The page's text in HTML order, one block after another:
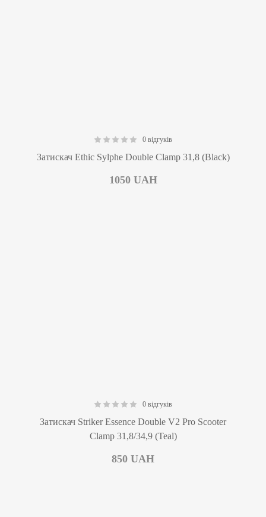
0 відгуків
Затискач Ethic Sylphe Double Clamp 31,8 (Black)
1050 UAH
0 відгуків
Затискач Striker Essence Double V2 Pro Scooter
Clamp 31,8/34,9 (Teal)
850 UAH